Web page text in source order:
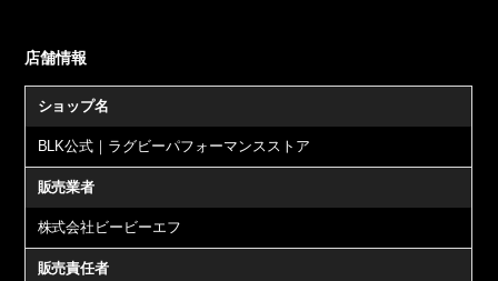
店舗情報
ショップ名
BLK公式｜ラグビーパフォーマンスストア
販売業者
株式会社ビービーエフ
販売責任者